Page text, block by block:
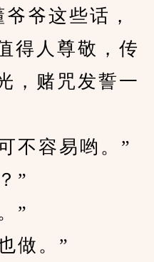
爷这些话，
得人尊敬，传
，赌咒发誓一
容易哟。”
”
”
做。”